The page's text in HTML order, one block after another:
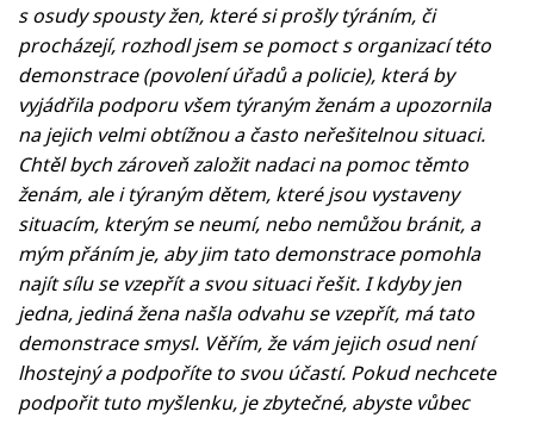
s osudy spousty žen, které si prošly týráním, či
procházejí, rozhodl jsem se pomoct s organizací této
demonstrace (povolení úřadů a policie), která by
vyjádřila podporu všem týraným ženám a upozornila
na jejich velmi obtížnou a často neřešitelnou situaci.
Chtěl bych zároveň založit nadaci na pomoc těmto
ženám, ale i týraným dětem, které jsou vystaveny
situacím, kterým se neumí, nebo nemůžou bránit, a
mým přáním je, aby jim tato demonstrace pomohla
najít sílu se vzepřít a svou situaci řešit. I kdyby jen
jedna, jediná žena našla odvahu se vzepřít, má tato
demonstrace smysl. Věřím, že vám jejich osud není
lhostejný a podpoříte to svou účastí. Pokud nechcete
podpořit tuto myšlenku, je zbytečné, abyste vůbec